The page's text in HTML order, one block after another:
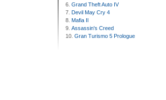
6. Grand Theft Auto IV
7. Devil May Cry 4
8. Mafia II
9. Assassin's Creed
10. Gran Turismo 5 Prologue